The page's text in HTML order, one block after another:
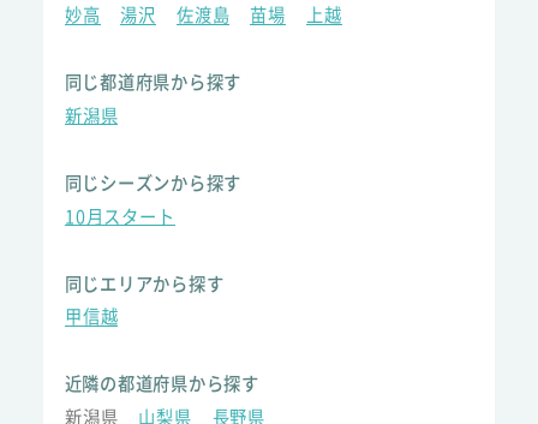
妙高
湯沢 佐渡島 苗場 上越
同じ都道府県から探す
新潟県
同じシーズンから探す
10月スタート
同じエリアから探す
甲信越
近隣の都道府県から探す
新潟県
山梨県 長野県